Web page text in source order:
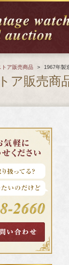
トア販売商品 > 1967年製
ア販売商